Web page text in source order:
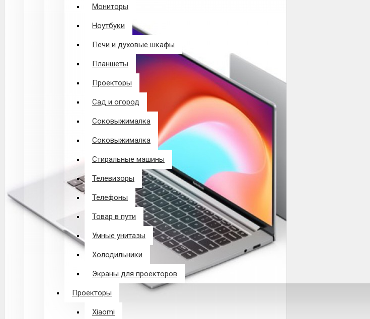
Мониторы
Ноутбуки
Печи и духовые шкафы
Планшеты
Проекторы
Сад и огород
Соковыжималка
Соковыжималка
Стиральные машины
Телевизоры
Телефоны
Товар в пути
Умные унитазы
Холодильники
Экраны для проекторов
Проекторы
Xiaomi